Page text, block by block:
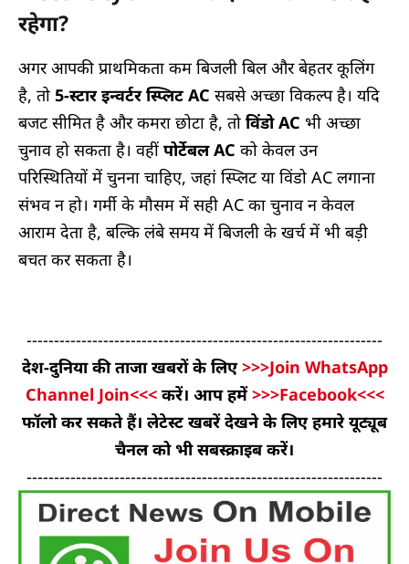
रहेगा?
अगर आपकी प्राथमिकता कम बिजली बिल और बेहतर कूलिंग
है, तो 5-स्टार इन्वर्टर स्प्लिट AC सबसे अच्छा विकल्प है। यदि
बजट सीमित है और कमरा छोटा है, तो विंडो AC भी अच्छा
चुनाव हो सकता है। वहीं पोर्टेबल AC को केवल उन
परिस्थितियों में चुनना चाहिए, जहां स्प्लिट या विंडो AC लगाना
संभव न हो। गर्मी के मौसम में सही AC का चुनाव न केवल
आराम देता है, बल्कि लंबे समय में बिजली के खर्च में भी बड़ी
बचत कर सकता है।
-----------------------------------------------------------------
देश-दुनिया की ताजा खबरों के लिए>>>Join WhatsApp
Channel Join<<< करें। आप हमें>>>Facebook<<<
फॉलो कर सकते हैं। लेटेस्ट खबरें देखने के लिए हमारे यूट्यूब
चैनल को भी सबस्क्राइब करें।
-----------------------------------------------------------------